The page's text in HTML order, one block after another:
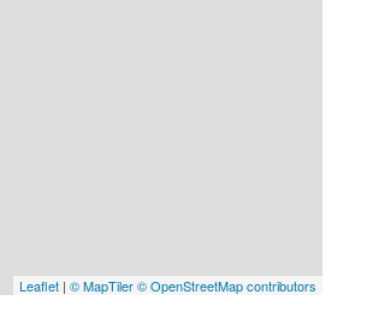
Leaflet | © MapTiler© OpenStreetMap contributors